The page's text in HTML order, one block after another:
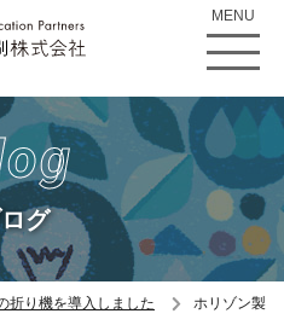
MENU
グ
折り機を導入しました ホリゾン製